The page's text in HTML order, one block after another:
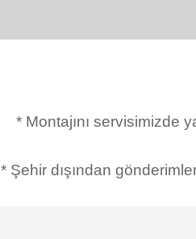
* Montajını servisimizde
* Şehir dışından